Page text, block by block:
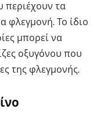
περιέχουν τα
φλεγμονή. Το ίδιο
μπορεί να
οξυγόνου που
της φλεγμονής.